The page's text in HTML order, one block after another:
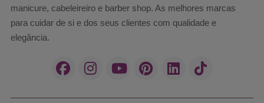
manicure, cabeleireiro e barber shop. As melhores marcas
para cuidar de si e dos seus clientes com qualidade e
elegância.